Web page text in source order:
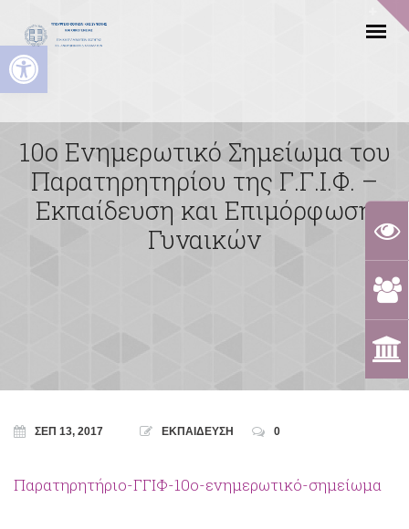
Ανοίξτε τη γραμμή εργαλείων
10o Ενημερωτικό Σημείωμα του
Παρατηρητηρίου της Γ.Γ.Ι.Φ. –
Εκπαίδευση και Επιμόρφωση
Γυναικών
ΣΕΠ 13, 2017 ΕΚΠΑΙΔΕΥΣΗ 0
Παρατηρητήριο-ΓΓΙΦ-10ο-ενημερωτικό-σημείωμα